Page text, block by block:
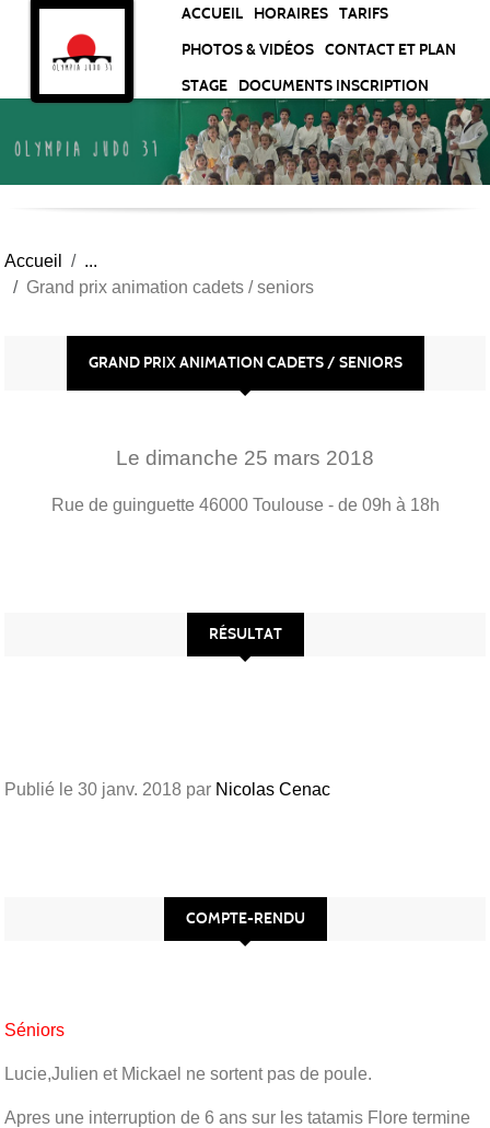
ACCUEIL HORAIRES
TARIFS
PHOTOS & VIDÉOS
CONTACT ET PLAN
STAGE
DOCUMENTS INSCRIPTION
Accueil
Grand prix animation cadets / seniors
GRAND PRIX ANIMATION CADETS / SENIORS
Le dimanche 25 mars 2018
Rue de guinguette 46000 Toulouse - de 09h à 18h
RÉSULTAT
Publié le 30 janv. 2018 par Nicolas Cenac
COMPTE-RENDU
Séniors
Lucie,Julien et Mickael ne sortent pas de poule.
Apres une interruption de 6 ans sur les tatamis Flore termine
Panneau de gestion des cookies